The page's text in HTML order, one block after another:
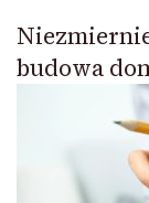
budowa